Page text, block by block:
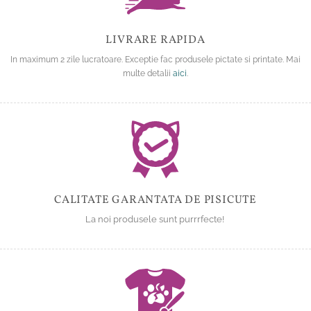
LIVRARE RAPIDA
In maximum 2 zile lucratoare. Exceptie fac produsele pictate si printate. Mai
multe detalii aici.
CALITATE GARANTATA DE PISICUTE
La noi produsele sunt purrrfecte!